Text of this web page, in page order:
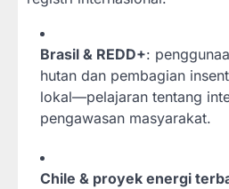
Brasil & REDD+:
hutan dan pembagian
lokal—pelajaran tentang
pengawasan masyarakat.
Chile & proyek energi